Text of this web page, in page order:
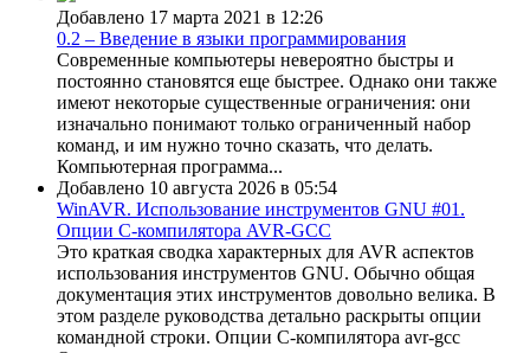
Добавлено 17 марта 2021 в 12:26
0.2 – Введение в языки программирования
Современные компьютеры невероятно быстры и
постоянно становятся еще быстрее. Однако они также
имеют некоторые существенные ограничения: они
изначально понимают только ограниченный набор
команд, и им нужно точно сказать, что делать.
Компьютерная программа...
Добавлено 10 августа 2026 в 05:54
WinAVR. Использование инструментов GNU #01.
Опции C-компилятора AVR-GCC
Это краткая сводка характерных для AVR аспектов
использования инструментов GNU. Обычно общая
документация этих инструментов довольно велика. В
этом разделе руководства детально раскрыты опции
командной строки. Опции C-компилятора avr-gcc